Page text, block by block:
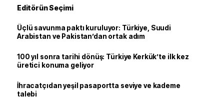
Editörün Seçimi
Üçlü savunma paktı kuruluyor: Türkiye, Suudi
Arabistan ve Pakistan’dan ortak adım
100 yıl sonra tarihi dönüş: Türkiye Kerkük’te ilk kez
üretici konuma geliyor
İhracatçıdan yeşil pasaportta seviye ve kademe
talebi